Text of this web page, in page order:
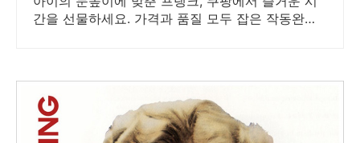
간을 선물하세요. 가격과 품질 모두 잡은 작동완구,